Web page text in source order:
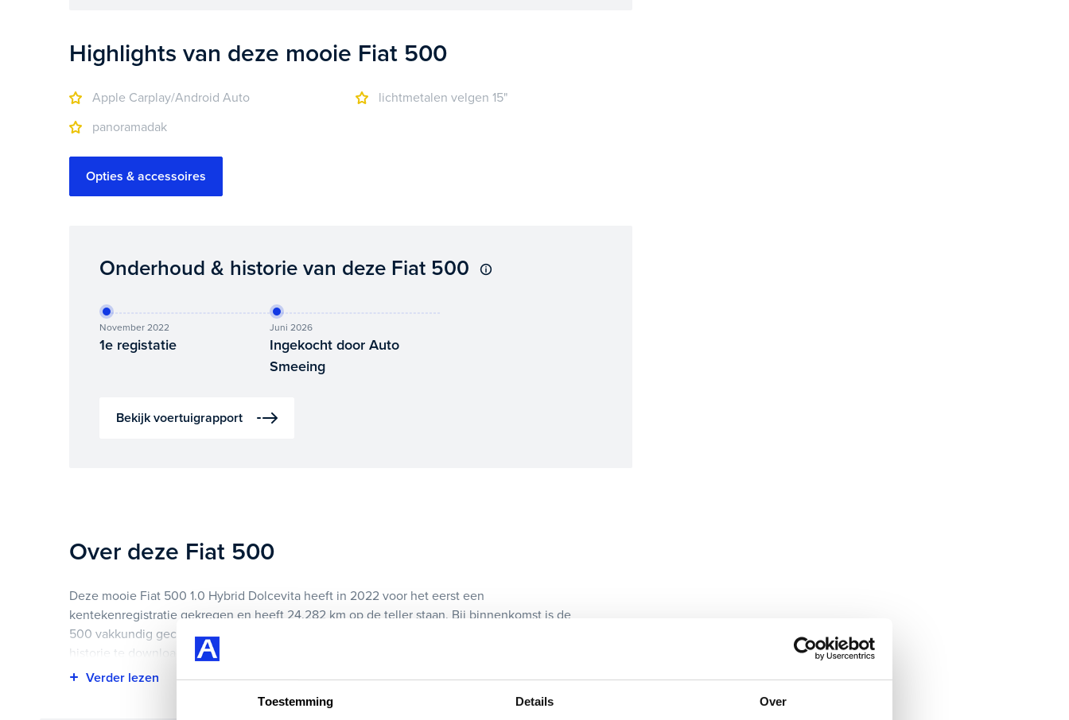
Toestemming Details Over
Highlights van deze mooie Fiat 500
Apple Carplay/Android Auto
lichtmetalen velgen 15"
panoramadak
Opties & accessoires
Onderhoud & historie van deze Fiat 500
November 2022
1e registatie
Juni 2026
Ingekocht door Auto
Smeeing
Bekijk voertuigrapport
Over deze Fiat 500
Deze mooie Fiat 500 1.0 Hybrid Dolcevita heeft in 2022 voor het eerst een
kentekenregistratie gekregen en heeft 24.282 km op de teller staan. Bij binnenkomst is de
500 vakkundig gecontroleerd. Het voertuigrapport is op deze pagina bij onderhoud en
historie te downloaden.
15", panoramadak en nog veel meer.